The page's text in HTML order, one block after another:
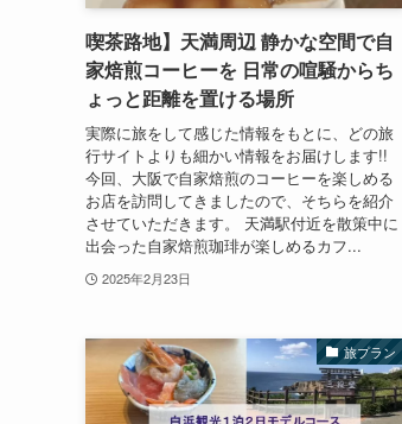
喫茶路地】天満周辺 静かな空間で自
家焙煎コーヒーを 日常の喧騒からち
ょっと距離を置ける場所
実際に旅をして感じた情報をもとに、どの旅
行サイトよりも細かい情報をお届けします!!
今回、大阪で自家焙煎のコーヒーを楽しめる
お店を訪問してきましたので、そちらを紹介
させていただきます。 天満駅付近を散策中に
出会った自家焙煎珈琲が楽しめるカフ...
2025年2月23日
旅プラン